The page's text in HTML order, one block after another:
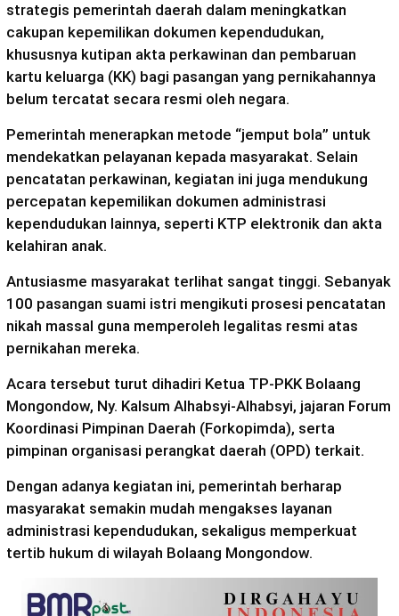
strategis pemerintah daerah dalam meningkatkan
cakupan kepemilikan dokumen kependudukan,
khususnya kutipan akta perkawinan dan pembaruan
kartu keluarga (KK) bagi pasangan yang pernikahannya
belum tercatat secara resmi oleh negara.
Pemerintah menerapkan metode “jemput bola” untuk
mendekatkan pelayanan kepada masyarakat. Selain
pencatatan perkawinan, kegiatan ini juga mendukung
percepatan kepemilikan dokumen administrasi
kependudukan lainnya, seperti KTP elektronik dan akta
kelahiran anak.
Antusiasme masyarakat terlihat sangat tinggi. Sebanyak
100 pasangan suami istri mengikuti prosesi pencatatan
nikah massal guna memperoleh legalitas resmi atas
pernikahan mereka.
Acara tersebut turut dihadiri Ketua TP-PKK Bolaang
Mongondow, Ny. Kalsum Alhabsyi-Alhabsyi, jajaran Forum
Koordinasi Pimpinan Daerah (Forkopimda), serta
pimpinan organisasi perangkat daerah (OPD) terkait.
Dengan adanya kegiatan ini, pemerintah berharap
masyarakat semakin mudah mengakses layanan
administrasi kependudukan, sekaligus memperkuat
tertib hukum di wilayah Bolaang Mongondow.